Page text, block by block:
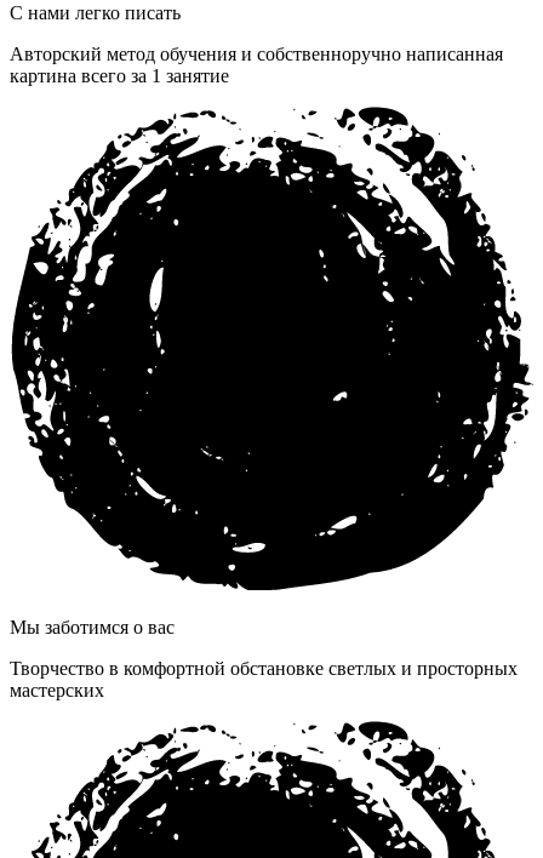
С нами легко писать
Авторский метод обучения и собственноручно написанная
картина всего за 1 занятие
Мы заботимся о вас
Творчество в комфортной обстановке светлых и просторных
мастерских